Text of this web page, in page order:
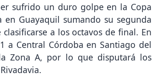
sufrido un duro golpe en la Copa
Guayaquil sumando su segunda
a los octavos de final. En
a Central Córdoba en Santiago del
Zona A, por lo que disputará los